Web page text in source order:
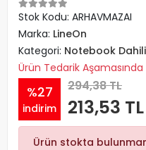
Stok Kodu: ARHAVMAZAI
Marka: LineOn
Kategori: Notebook
Ürün Tedarik Aşamasında
%27
indirim
294,38 TL
213,53 TL
Ürün stokta